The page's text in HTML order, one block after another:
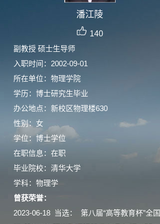
潘江陵
140
副教授 硕士生导师
入职时间：2002-09-01
所在单位：物理学院
学历：博士研究生毕业
办公地点：新校区物理楼630
性别：女
学位：博士学位
在职信息：在职
毕业院校：清华大学
学科：物理学
曾获荣誉：
2023-06-18 当选： 第八届“高等教育杯”全国